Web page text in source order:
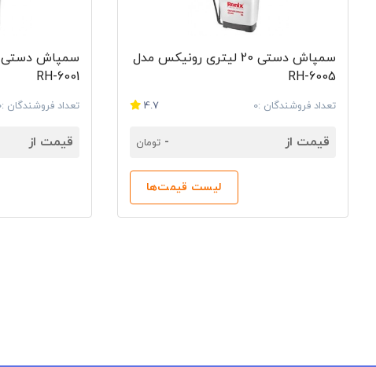
سمپاش دستی 20 لیتری رونیکس مدل
RH-6005
تعداد فروشندگان :0 4.7
قیمت از -تومان
لیست قیمت‌ها
RH-6001
تعداد فروشندگان :0
قیمت از